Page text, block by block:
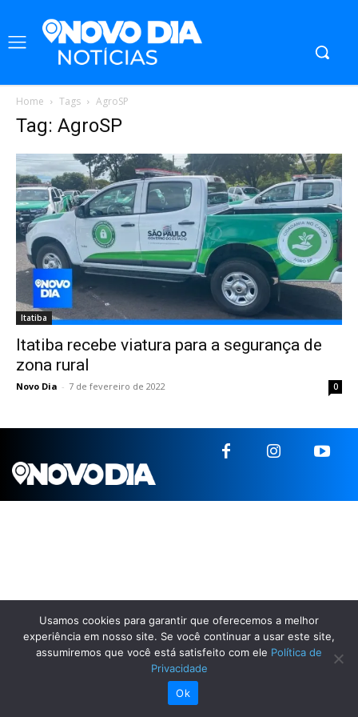
Home Tags AgroSP
Tag: AgroSP
Itatiba
Itatiba recebe viatura para a segurança de
zona rural
Novo Dia - 7 de fevereiro de 2022 0
Usamos cookies para garantir que oferecemos a melhor
experiência em nosso site. Se você continuar a usar este site,
assumiremos que você está satisfeito com ele Política de
Privacidade
Ok